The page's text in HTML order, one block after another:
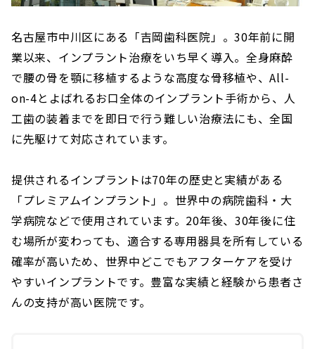
名古屋市中川区にある「吉岡歯科医院」。30年前に開
業以来、インプラント治療をいち早く導入。全身麻酔
で腰の骨を顎に移植するような高度な骨移植や、All-
on-4とよばれるお口全体のインプラント手術から、人
工歯の装着までを即日で行う難しい治療法にも、全国
に先駆けて対応されています。
提供されるインプラントは70年の歴史と実績がある
「プレミアムインプラント」。世界中の病院歯科・大
学病院などで使用されています。20年後、30年後に住
む場所が変わっても、適合する専用器具を所有している
確率が高いため、世界中どこでもアフターケアを受け
やすいインプラントです。豊富な実績と経験から患者さ
んの支持が高い医院です。